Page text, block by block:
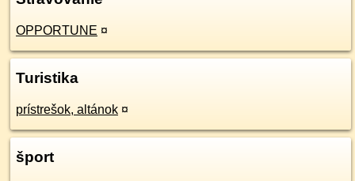
OPPORTUNE ¤
Turistika
prístrešok, altánok ¤
šport